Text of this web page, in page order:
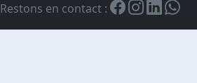
Restons en contact :